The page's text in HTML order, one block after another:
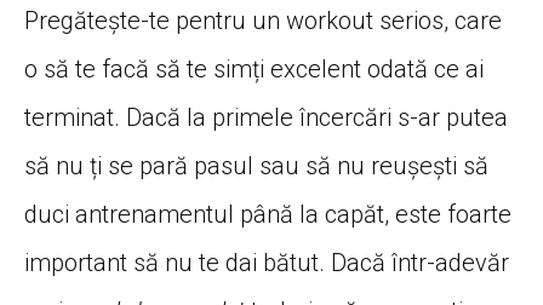
Pregătește-te pentru un workout serios, care
o să te facă să te simți excelent odată ce ai
terminat. Dacă la primele încercări s-ar putea
să nu ți se pară pasul sau să nu reușești să
duci antrenamentul până la capăt, este foarte
important să nu te dai bătut. Dacă într-adevăr